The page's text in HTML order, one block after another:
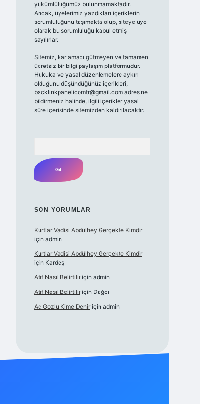
yükümlülüğümüz bulunmamaktadır.
Ancak, üyelerimiz yazdıkları içeriklerin
sorumluluğunu taşımakta olup, siteye üye
olarak bu sorumluluğu kabul etmiş
sayılırlar.
Sitemiz, kar amacı gütmeyen ve tamamen
ücretsiz bir bilgi paylaşım platformudur.
Hukuka ve yasal düzenlemelere aykırı
olduğunu düşündüğünüz içerikleri,
backlinkpanelicomtr@gmail.comadresine
bildirmeniz halinde, ilgili içerikler yasal
süre içerisinde sitemizden kaldırılacaktır.
SON YORUMLAR
Kurtlar Vadisi Abdülhey Gerçekte Kimdir
için admin
Kurtlar Vadisi Abdülhey Gerçekte Kimdir
için Kardeş
Atıf Nasıl Belirtiliriçin admin
Atıf Nasıl Belirtiliriçin Dağcı
Ac Gozlu Kime Deniriçin admin